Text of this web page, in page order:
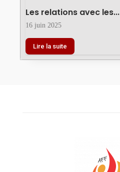
Les relations avec les...
16 juin 2025
Lire la suite